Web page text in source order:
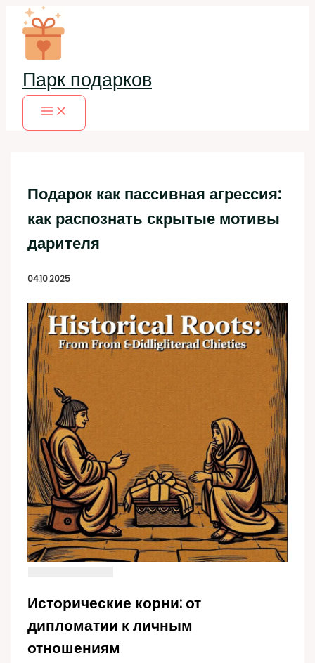
Перейти
содержимому
Парк подарков
Подарок как пассивная агрессия:
как распознать скрытые мотивы
дарителя
04.10.2025
Исторические корни: от
дипломатии к личным
отношениям